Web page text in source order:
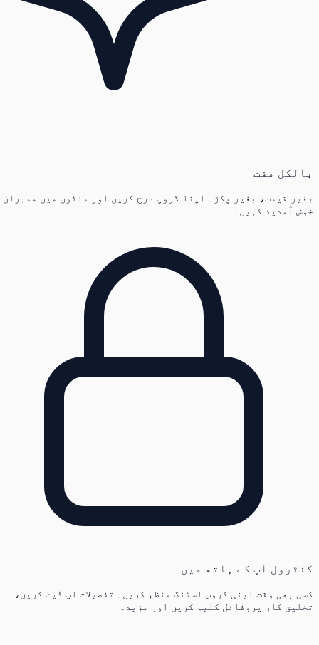
بالکل مفت
بغیر قیمت، بغیر پکڑ۔ اپنا گروپ درج کریں اور منٹوں میں ممبران
خوش آمدید کہیں۔
کنٹرول آپ کے ہاتھ میں
کسی بھی وقت اپنی گروپ لسٹنگ منظم کریں۔ تفصیلات اپ ڈیٹ کریں،
تخلیق کار پروفائل کلیم کریں اور مزید۔